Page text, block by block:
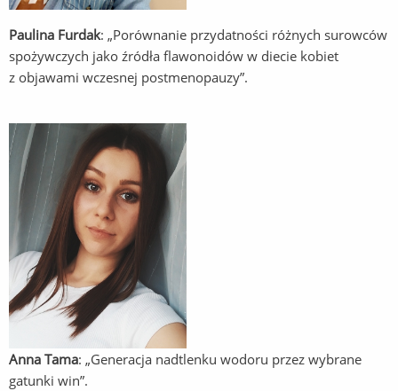
Paulina Furdak: „Porównanie przydatności różnych surowców
spożywczych jako źródła flawonoidów w diecie kobiet
z objawami wczesnej postmenopauzy”.
Anna Tama: „Generacja nadtlenku wodoru przez wybrane
gatunki win”.